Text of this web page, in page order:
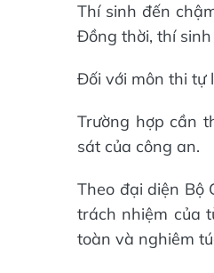
Thí sinh đến
Đồng thời, thí
Đối với môn thi tự
Trường hợp cần
sát của công an.
Theo đại diện Bộ
trách nhiệm của
toàn và nghiêm